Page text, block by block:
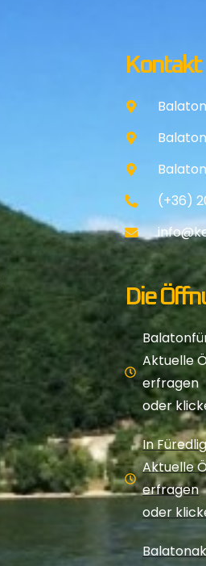
Kontakt
(+36)
Die
Aktuelle
erfragen
oder
In
Aktuelle
erfragen
oder